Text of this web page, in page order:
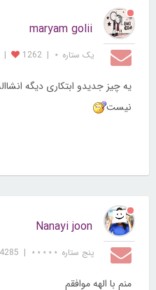
maryam golii
یک ستاره ⋆ |
1262
|
یه چیز جدیدو ابتکاری دیگه
نیست
Nanayi joon
پنج ستاره ⋆⋆⋆⋆⋆ |
4285
منم با الهه موافقم